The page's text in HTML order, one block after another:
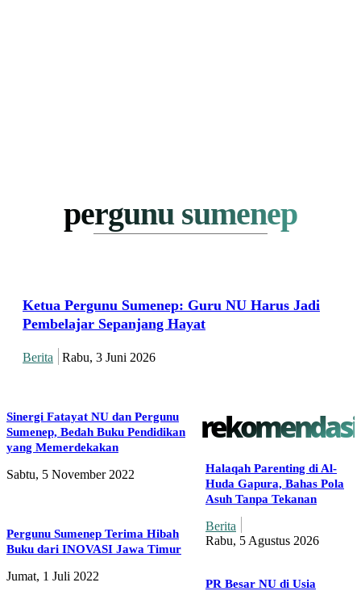
pergunu sumenep
Ketua Pergunu Sumenep: Guru NU Harus Jadi
Pembelajar Sepanjang Hayat
Berita Rabu, 3 Juni 2026
Sinergi Fatayat NU dan Pergunu
Sumenep, Bedah Buku Pendidikan
yang Memerdekakan
Sabtu, 5 November 2022
Pergunu Sumenep Terima Hibah
Buku dari INOVASI Jawa Timur
Jumat, 1 Juli 2022
rekomendasi
Halaqah Parenting di Al-
Huda Gapura, Bahas Pola
Asuh Tanpa Tekanan
Berita
Rabu, 5 Agustus 2026
PR Besar NU di Usia